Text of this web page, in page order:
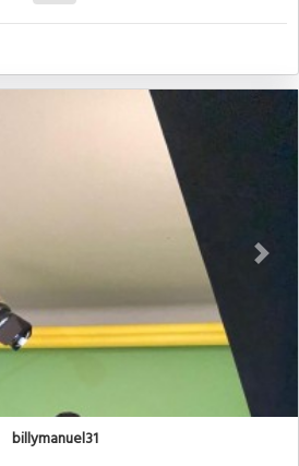
billymanuel31